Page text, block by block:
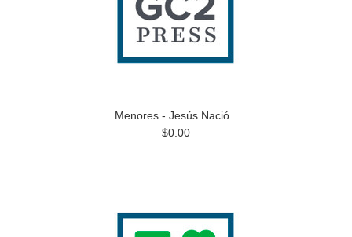
Menores - Jesús Nació
$0.00